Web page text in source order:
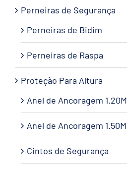
Perneiras de Segurança
Perneiras de Bidim
Perneiras de Raspa
Proteção Para Altura
Anel de Ancoragem 1.20M
Anel de Ancoragem 1.50M
Cintos de Segurança